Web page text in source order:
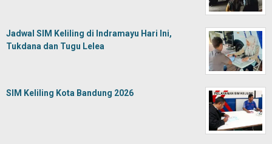
Jadwal SIM Keliling di Indramayu Hari Ini,
Tukdana dan Tugu Lelea
SIM Keliling Kota Bandung 2026